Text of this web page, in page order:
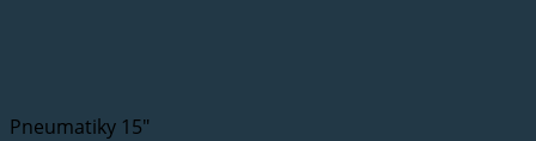
Pneumatiky 15"